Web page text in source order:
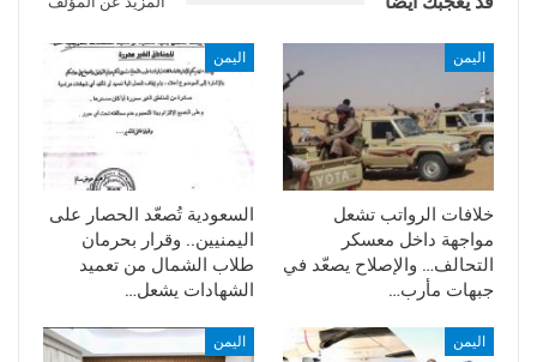
اليمن
خلافات الرواتب تشعل
مواجهة داخل معسكر
التحالف… والإصلاح يصعّد في
جبهات مأرب…
اليمن
السعودية تُصعّد الحصار على
اليمنيين.. وقرار بحرمان
طلاب الشمال من تعميد
الشهادات يشعل…
اليمن اليمن